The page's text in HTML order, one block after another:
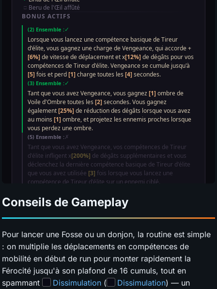
Conseils de Gameplay
Pour lancer une Fosse ou un donjon, la routine est simple
: on multiplie les déplacements en compétences de
mobilité en début de run pour monter rapidement la
Férocité jusqu'à son plafond de 16 cumuls, tout en
spammant
Dissimulation ( Dissimulation) — un